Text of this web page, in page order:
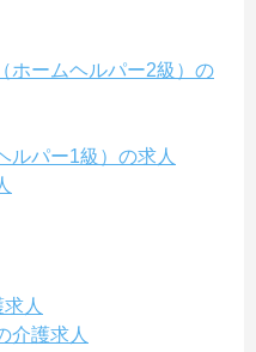
ホームヘルパー2級）の
ルパー1級）の求人
人
介護求人